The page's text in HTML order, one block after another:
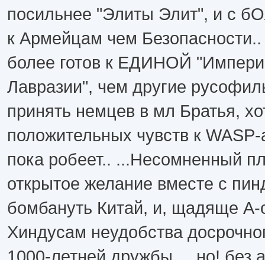
посильнее "Элиты Элит", и с
к Армейцам чем
более готов к ЕДИНОЙ
Лавразии", чем другие
принять немцев в мл Братья,
положительных чувств к
пока робеет.. ...Несомненный
открытое желание вместе с
бомбануть Китай, и, щадяще A-
Хиндусам неудобства
1000-летней дружбы.. ..но! без